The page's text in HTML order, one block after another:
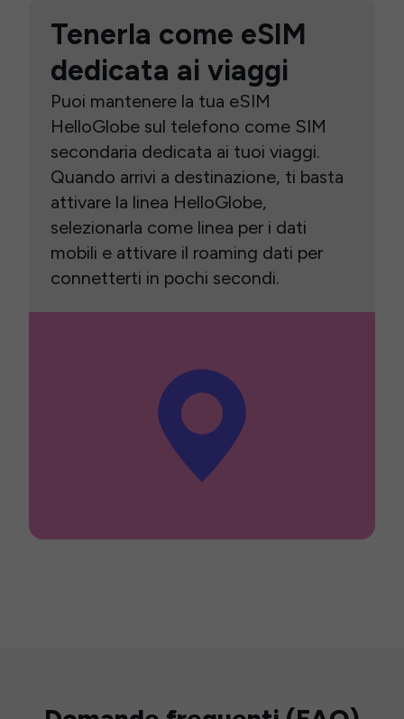
Tenerla come eSIM
dedicata ai viaggi
Puoi mantenere la tua eSIM
HelloGlobe sul telefono come SIM
secondaria dedicata ai tuoi viaggi.
Quando arrivi a destinazione, ti basta
attivare la linea HelloGlobe,
selezionarla come linea per i dati
mobili e attivare il roaming dati per
connetterti in pochi secondi.